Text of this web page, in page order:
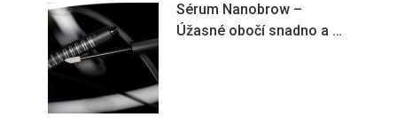
Sérum Nanobrow –
Úžasné obočí snadno a …